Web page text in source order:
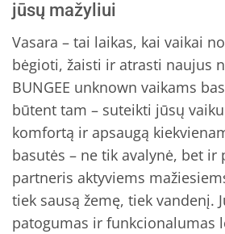
jūsų mažyliui
Vasara – tai laikas, kai vaikai
bėgioti, žaisti ir atrasti naujus
BUNGEE unknown vaikams
būtent tam – suteikti jūsų
komfortą ir apsaugą
basutės – ne tik avalynė, bet ir
partneris aktyviems
tiek sausą žemę, tiek vandenį.
patogumas ir funkcionalumas